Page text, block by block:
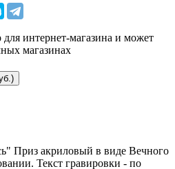
для интернет-магазина и может
магазинах
Приз акриловый в виде Вечного
Текст гравировки - по